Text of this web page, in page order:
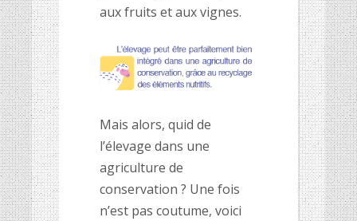
aux fruits et aux vignes.
Mais alors, quid de
l’élevage dans une
agriculture de
conservation ? Une fois
n’est pas coutume, voici